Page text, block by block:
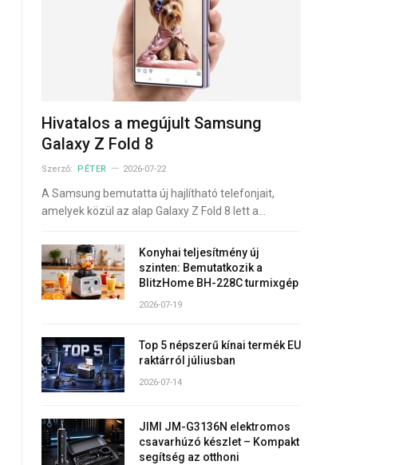
Hivatalos a megújult Samsung
Galaxy Z Fold 8
Szerző: PÉTER 2026-07-22
A Samsung bemutatta új hajlítható telefonjait,
amelyek közül az alap Galaxy Z Fold 8 lett a…
Konyhai teljesítmény új
szinten: Bemutatkozik a
BlitzHome BH-228C turmixgép
2026-07-19
Top 5 népszerű kínai termék EU
raktárról júliusban
2026-07-14
JIMI JM-G3136N elektromos
csavarhúzó készlet – Kompakt
segítség az otthoni